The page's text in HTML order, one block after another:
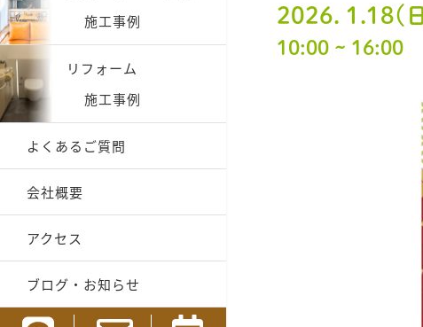
施工事例
リフォーム
施工事例
よくあるご質問
会社概要
アクセス
ブログ・お知らせ
2026. 1.18(
10:00 ~ 16:00